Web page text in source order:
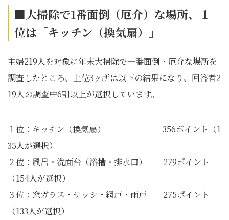
■大掃除で1番面倒（厄介）な場所、１
位は「キッチン（換気扇）」
主婦219人を対象に年末大掃除で一番面倒・厄介な場所を
調査したところ、上位3ヶ所は以下の結果になり、回答者2
19人の調査中6割以上が選択しています。
１位：キッチン（換気扇） 356ポイント（1
35人が選択）
２位：風呂・洗面台（浴槽・排水口） 279ポイント
（154人が選択）
３位：窓ガラス・サッシ・網戸・雨戸 275ポイント
（133人が選択）